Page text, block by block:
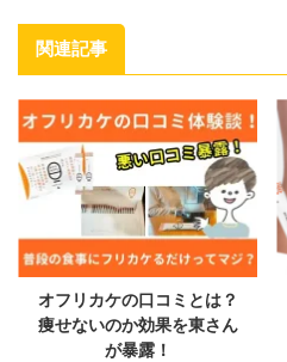
関連記事
オフリカケの口コミとは？
痩せないのか効果を東さん
が暴露！